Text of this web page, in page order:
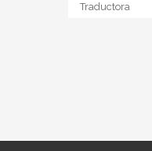
Traductora